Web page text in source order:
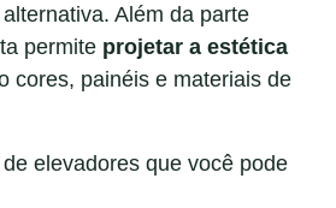
Além da parte
permite projetar a estética
cores, painéis e materiais de
elevadores que você pode